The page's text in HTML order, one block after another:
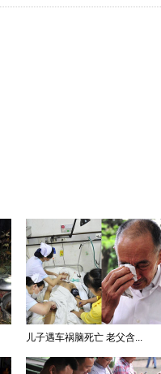
儿子遇车祸脑死亡 老父含...